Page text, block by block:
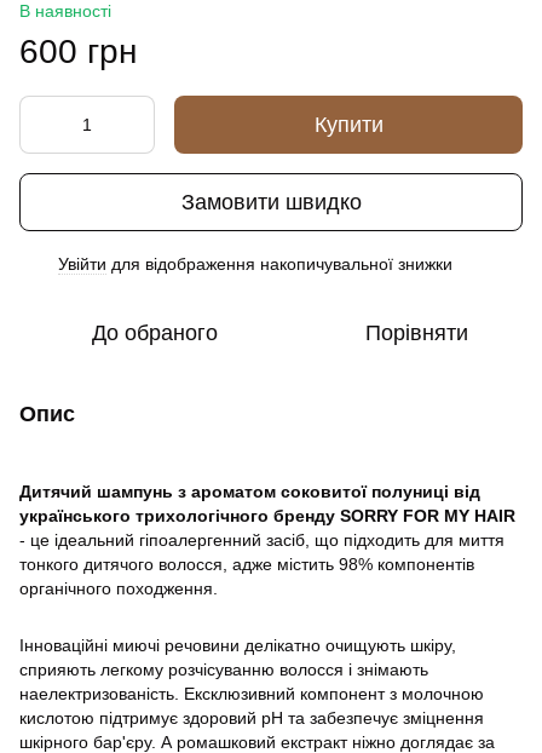
В наявності
600 грн
Купити
Замовити швидко
Увійти для відображення накопичувальної знижки
До обраного Порівняти
Опис
Дитячий шампунь з ароматом соковитої полуниці від
українського трихологічного бренду SORRY FOR MY HAIR
- це ідеальний гіпоалергенний засіб, що підходить для миття
тонкого дитячого волосся, адже містить 98% компонентів
органічного походження.
Інноваційні миючі речовини делікатно очищують шкіру,
сприяють легкому розчісуванню волосся і знімають
наелектризованість. Ексклюзивний компонент з молочною
кислотою підтримує здоровий рН та забезпечує зміцнення
шкірного бар'єру. А ромашковий екстракт ніжно доглядає за